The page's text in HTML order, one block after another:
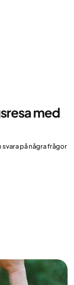
med
på några frågor